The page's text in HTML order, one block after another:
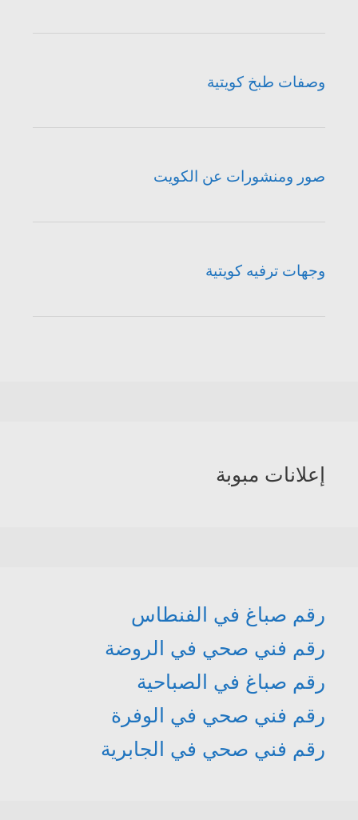
وصفات طبخ كويتية
صور ومنشورات عن الكويت
وجهات ترفيه كويتية
إعلانات مبوبة
رقم صباغ في الفنطاس
رقم فني صحي في الروضة
رقم صباغ في الصباحية
رقم فني صحي في الوفرة
رقم فني صحي في الجابرية